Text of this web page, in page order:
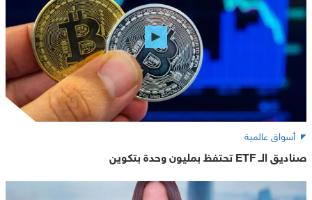
أسواق عالمية
صناديق الــ ETF تحتفظ بمليون وحدة بتكوين